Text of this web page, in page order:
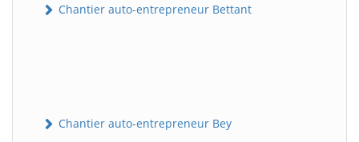
Chantier auto-entrepreneur Bettant
Chantier auto-entrepreneur Bey